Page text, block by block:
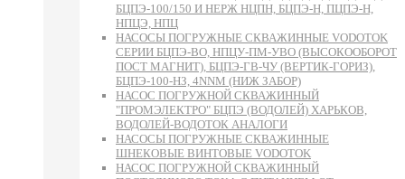
БЦПЭ-100/150 И НЕРЖ НЦПН, БЦПЭ-Н, ПЦПЭ-Н,
НПЦЭ, НПЦ
НАСОСЫ ПОГРУЖНЫЕ СКВАЖИННЫЕ VODOTOK
СЕРИИ БЦПЭ-ВО, НПЦУ-ПМ-УВО (ВЫСОКООБОРОТ
ПОСТ МАГНИТ), БЦПЭ-ГВ-ЧУ (ВЕРТИК-ГОРИЗ),
БЦПЭ-100-НЗ, 4NNM (НИЖ ЗАБОР)
НАСОС ПОГРУЖНОЙ СКВАЖИННЫЙ
"ПРОМЭЛЕКТРО" БЦПЭ (ВОДОЛЕЙ) ХАРЬКОВ,
ВОДОЛЕЙ-ВОДОТОК АНАЛОГИ
НАСОСЫ ПОГРУЖНЫЕ СКВАЖИННЫЕ
ШНЕКОВЫЕ ВИНТОВЫЕ VODOTOK
НАСОС ПОГРУЖНОЙ СКВАЖИННЫЙ